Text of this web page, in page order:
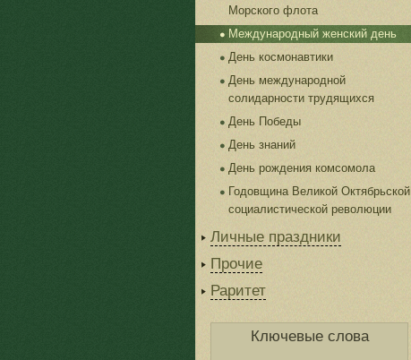
Морского флота
Международный женский день
День космонавтики
День международной
солидарности трудящихся
День Победы
День знаний
День рождения комсомола
Годовщина Великой Октябрьской
социалистической революции
Личные праздники
Прочие
Раритет
Ключевые слова